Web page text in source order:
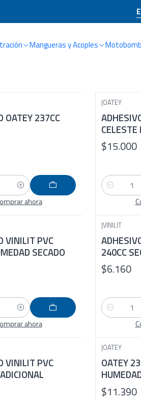
Mangueras y Acoples
OATEY 237CC
ahora
|OATEY
$15.000
Cantidad
VINILIT PVC
SECADO
ahora
|VINILIT
240CC
$6.160
Cantidad
VINILIT PVC
|OATEY
OATEY
$11.390